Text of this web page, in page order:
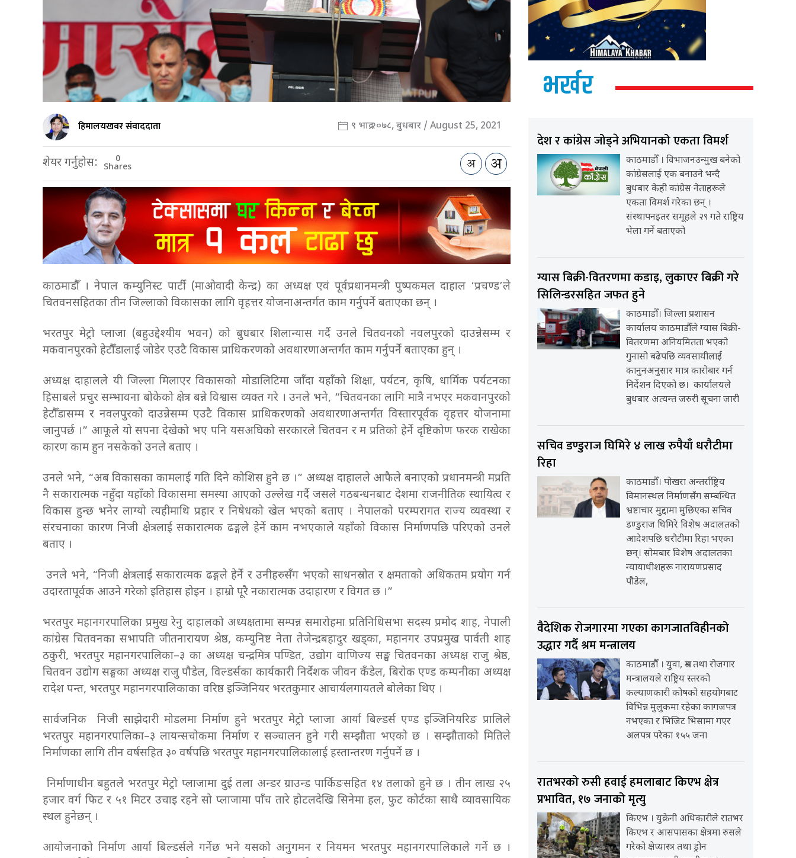
हिमालयखवर संवाददाता ९ भाद्र २०७८, बुधबार / August 25, 2021
शेयर गर्नुहोस: 0
Shares
काठमाडौँ । नेपाल कम्युनिस्ट पार्टी (माओवादी केन्द्र) का अध्यक्ष एवं पूर्वप्रधानमन्त्री पुष्पकमल दाहाल ‘प्रचण्ड’ले
चितवनसहितका तीन जिल्लाको विकासका लागि वृहत्तर योजनाअन्तर्गत काम गर्नुपर्ने बताएका छन् ।
भरतपुर मेट्रो प्लाजा (बहुउद्देश्यीय भवन) को बुधबार शिलान्यास गर्दै उनले चितवनको नवलपुरको दाउन्नेसम्म र
मकवानपुरको हेटौँडालाई जोडेर एउटै विकास प्राधिकरणको अवधारणाअन्तर्गत काम गर्नुपर्ने बताएका हुन् ।
अध्यक्ष दाहालले यी जिल्ला मिलाएर विकासको मोडालिटिमा जाँदा यहाँको शिक्षा, पर्यटन, कृषि, धार्मिक पर्यटनका
हिसाबले प्रचुर सम्भावना बोकेको क्षेत्र बन्ने विश्वास व्यक्त गरे । उनले भने, “चितवनका लागि मात्रै नभएर मकवानपुरको
हेटौँडासम्म र नवलपुरको दाउन्नेसम्म एउटै विकास प्राधिकरणको अवधारणाअन्तर्गत विस्तारपूर्वक वृहत्तर योजनामा
जानुपर्छ ।” आफूले यो सपना देखेको भए पनि यसअघिको सरकारले चितवन र म प्रतिको हेर्ने दृष्टिकोण फरक राखेका
कारण काम हुन नसकेको उनले बताए ।
उनले भने, “अब विकासका कामलाई गति दिने कोशिस हुने छ ।” अध्यक्ष दाहालले आफैले बनाएको प्रधानमन्त्री मप्रति
नै सकारात्मक नहुँदा यहाँको विकासमा समस्या आएको उल्लेख गर्दै जसले गठबन्धनबाट देशमा राजनीतिक स्थायित्व र
विकास हुन्छ भनेर लाग्यो त्यहीमाथि प्रहार र निषेधको खेल भएको बताए । नेपालको परम्परागत राज्य व्यवस्था र
संरचनाका कारण निजी क्षेत्रलाई सकारात्मक ढङ्गले हेर्ने काम नभएकाले यहाँको विकास निर्माणपछि परिएको उनले
बताए ।
उनले भने, “निजी क्षेत्रलाई सकारात्मक ढङ्गले हेर्ने र उनीहरुसँग भएको साधनस्रोत र क्षमताको अधिकतम प्रयोग गर्न
उदारतापूर्वक आउने गरेको इतिहास होइन । हाम्रो पूरै नकारात्मक उदाहारण र विगत छ ।”
भरतपुर महानगरपालिका प्रमुख रेनु दाहालको अध्यक्षतामा सम्पन्न समारोहमा प्रतिनिधिसभा सदस्य प्रमोद शाह, नेपाली
कांग्रेस चितवनका सभापति जीतनारायण श्रेष्ठ, कम्युनिष्ट नेता तेजेन्द्रबहादुर खड्का, महानगर उपप्रमुख पार्वती शाह
ठकुरी, भरतपुर महानगरपालिका–३ का अध्यक्ष चन्द्रमित्र पण्डित, उद्योग वाणिज्य सङ्घ चितवनका अध्यक्ष राजु श्रेष्ठ,
चितवन उद्योग सङ्घका अध्यक्ष राजु पौडेल, विल्डर्सका कार्यकारी निर्देशक जीवन कँडेल, बिरोक एण्ड कम्पनीका अध्यक्ष
रादेश पन्त, भरतपुर महानगरपालिकाका वरिष्ठ इञ्जिनियर भरतकुमार आचार्यलगायतले बोलेका थिए ।
सार्वजनिक निजी साझेदारी मोडलमा निर्माण हुने भरतपुर मेट्रो प्लाजा आर्या बिल्डर्स एण्ड इञ्जिनियरिङ प्रालिले
भरतपुर महानगरपालिका–३ लायन्सचोकमा निर्माण र सञ्चालन हुने गरी सम्झौता भएको छ । सम्झौताको मितिले
निर्माणका लागि तीन वर्षसहित ३० वर्षपछि भरतपुर महानगरपालिकालाई हस्तान्तरण गर्नुपर्ने छ ।
निर्माणाधीन बहुतले भरतपुर मेट्रो प्लाजामा दुई तला अन्डर ग्राउन्ड पार्किङसहित १४ तलाको हुने छ । तीन लाख २५
हजार वर्ग फिट र ५१ मिटर उचाइ रहने सो प्लाजामा पाँच तारे होटलदेखि सिनेमा हल, फुट कोर्टका साथै व्यावसायिक
स्थल हुनेछन् ।
आयोजनाको निर्माण आर्या बिल्डर्सले गर्नेछ भने यसको अनुगमन र नियमन भरतपुर महानगरपालिकाले गर्ने छ ।
भर्खर
देश र कांग्रेस जोड्ने अभियानको एकता विमर्श
काठमाडौँ । विभाजनउन्मुख बनेको
कांग्रेसलाई एक बनाउने भन्दै
बुधबार केही कांग्रेस नेताहरूले
एकता विमर्श गरेका छन् ।
संस्थापनइतर समूहले २९ गते राष्ट्रिय
भेला गर्ने बताएको
ग्यास बिक्री-वितरणमा कडाइ, लुकाएर बिक्री गरे
सिलिन्डरसहित जफत हुने
काठमाडौँ। जिल्ला प्रशासन
कार्यालय काठमाडौँले ग्यास बिक्री-
वितरणमा अनियमितता भएको
गुनासो बढेपछि व्यवसायीलाई
कानुनअनुसार मात्र कारोबार गर्न
निर्देशन दिएको छ। कार्यालयले
बुधबार अत्यन्त जरुरी सूचना जारी
सचिव डण्डुराज घिमिरे ४ लाख रुपैयाँ धरौटीमा
रिहा
काठमाडौँ। पोखरा अन्तर्राष्ट्रिय
विमानस्थल निर्माणसँग सम्बन्धित
भ्रष्टाचार मुद्दामा मुछिएका सचिव
डण्डुराज घिमिरे विशेष अदालतको
आदेशपछि धरौटीमा रिहा भएका
छन्। सोमबार विशेष अदालतका
न्यायाधीशहरू नारायणप्रसाद
पौडेल,
वैदेशिक रोजगारमा गएका कागजातविहीनको
उद्धार गर्दै श्रम मन्त्रालय
काठमाडौँ । युवा, श्रम तथा रोजगार
मन्त्रालयले राष्ट्रिय स्तरको
कल्याणकारी कोषको सहयोगबाट
विभिन्न मुलुकमा रहेका कागजपत्र
नभएका र भिजिट भिसामा गएर
अलपत्र परेका १५५ जना
रातभरको रुसी हवाई हमलाबाट किएभ क्षेत्र
प्रभावित, १७ जनाको मृत्यु
किएभ । युक्रेनी अधिकारीले रातभर
किएभ र आसपासका क्षेत्रमा रुसले
गरेको क्षेप्यास्त्र तथा ड्रोन